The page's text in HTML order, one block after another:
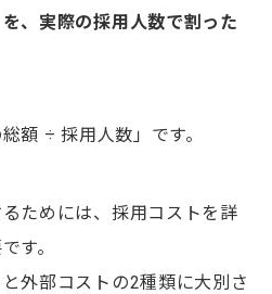
る
る
】自社に合う人材を獲得
画】組織に必要な存在を確保
、実際の採用人数で割った
額 ÷ 採用人数」です。
ためには、採用コストを詳
す。
外部コストの2種類に大別さ